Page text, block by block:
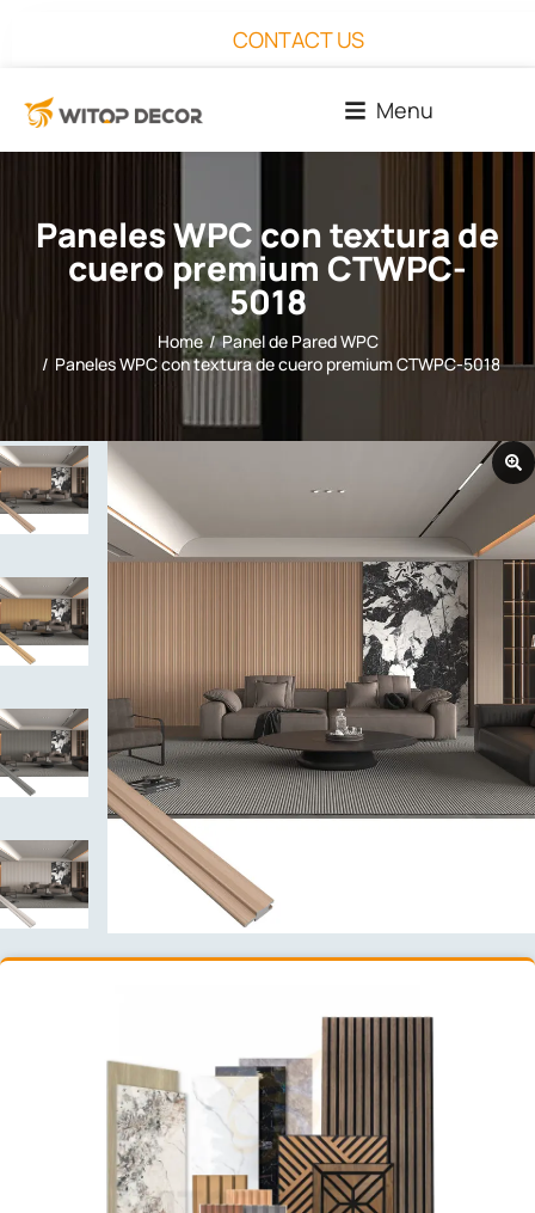
CONTACT US
Menu
Paneles WPC con textura de
cuero premium CTWPC-
5018
You are here:Home
Panel de Pared WPC
Paneles WPC con textura de cuero premium CTWPC-5018
Delivery time
We will send out the samples within 3 working
days after confirming the samples with you.